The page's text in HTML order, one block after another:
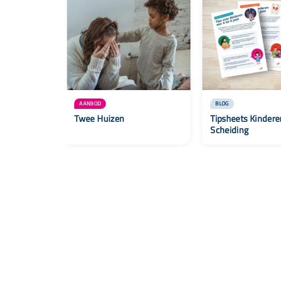
AANBOD
Twee Huizen
BLOG
Tipsheets
Scheiding